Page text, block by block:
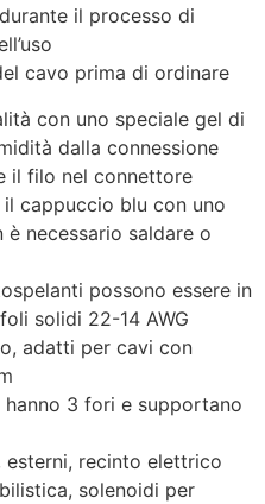
il processo di
cavo prima di ordinare
con uno speciale gel di
dalla connessione
il filo nel connettore
cappuccio blu con uno
necessario saldare o
possono essere in
solidi 22-14 AWG
adatti per cavi con
3 fori e supportano
esterni, recinto elettrico
solenoidi per